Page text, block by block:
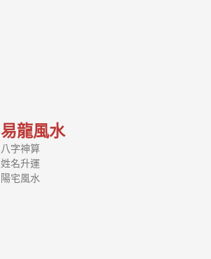
易龍風水
八字神算
姓名升運
陽宅風水